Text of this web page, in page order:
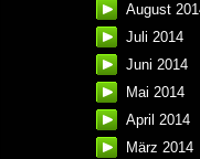
August
Juli 2014
Juni 2014
Mai 2014
April 2014
März 2014